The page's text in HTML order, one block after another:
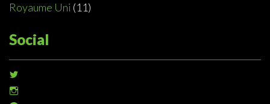
Royaume Uni (11)
Social